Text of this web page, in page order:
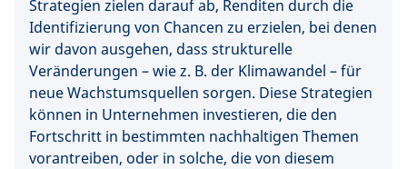
Strategien zielen darauf ab, Renditen durch die
Identifizierung von Chancen zu erzielen, bei denen
wir davon ausgehen, dass strukturelle
Veränderungen – wie z. B. der Klimawandel – für
neue Wachstumsquellen sorgen. Diese Strategien
können in Unternehmen investieren, die den
Fortschritt in bestimmten nachhaltigen Themen
vorantreiben, oder in solche, die von diesem